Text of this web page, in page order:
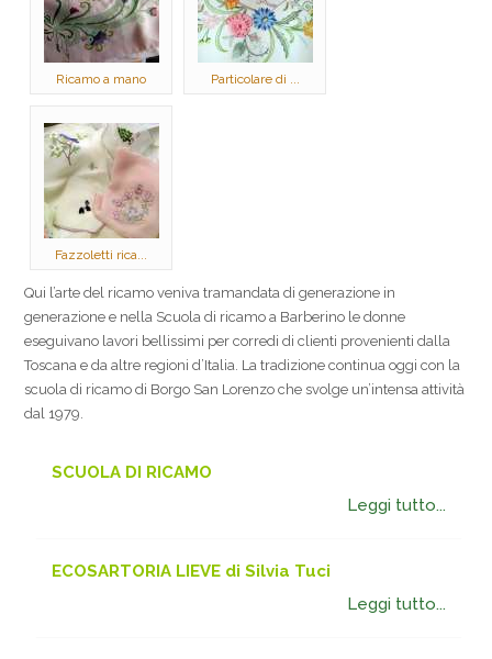
Ricamo a mano Particolare di ...
Fazzoletti rica...
Qui l’arte del ricamo veniva tramandata di generazione in
generazione e nella Scuola di ricamo a Barberino le donne
eseguivano lavori bellissimi per corredi di clienti provenienti dalla
Toscana e da altre regioni d’Italia. La tradizione continua oggi con la
scuola di ricamo di Borgo San Lorenzo che svolge un’intensa attività
dal 1979.
SCUOLA DI RICAMO
Leggi tutto...
ECOSARTORIA LIEVE di Silvia Tuci
Leggi tutto...